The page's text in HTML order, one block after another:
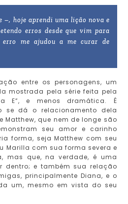
–, hoje aprendi uma lição nova e
erros desde que vim para
erro me ajudou a me curar de
entre os personagens, um
mostrada pela série feita pela
E”, e menos dramática. É
se dá o relacionamento dela
Matthew, que nem de longe são
seu amor e carinho
forma, seja Matthew com seu
Marilla com sua forma severa e
mas que, na verdade, é uma
dentro; e também sua relação
principalmente Diana, e o
um, mesmo em vista do seu